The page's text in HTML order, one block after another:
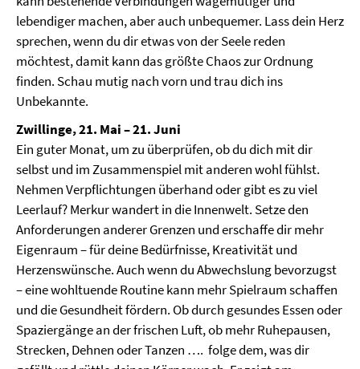
lebendiger machen, aber auch unbequemer. Lass dein Herz
sprechen, wenn du dir etwas von der Seele reden
möchtest, damit kann das größte Chaos zur Ordnung
finden. Schau mutig nach vorn und trau dich ins
Unbekannte.
Zwillinge, 21. Mai – 21. Juni
Ein guter Monat, um zu überprüfen, ob du dich mit dir
selbst und im Zusammenspiel mit anderen wohl fühlst.
Nehmen Verpflichtungen überhand oder gibt es zu viel
Leerlauf? Merkur wandert in die Innenwelt. Setze den
Anforderungen anderer Grenzen und erschaffe dir mehr
Eigenraum – für deine Bedürfnisse, Kreativität und
Herzenswünsche. Auch wenn du Abwechslung bevorzugst
– eine wohltuende Routine kann mehr Spielraum schaffen
und die Gesundheit fördern. Ob durch gesundes Essen oder
Spaziergänge an der frischen Luft, ob mehr Ruhepausen,
Strecken, Dehnen oder Tanzen …. folge dem, was dir